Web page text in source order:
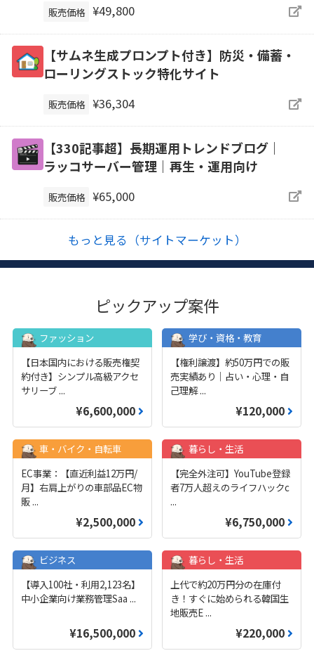
販売価格 ¥49,800
【サムネ生成プロンプト付き】防災・備蓄・
ローリングストック特化サイト
販売価格 ¥36,304
【330記事超】長期運用トレンドブログ｜
ラッコサーバー管理｜再生・運用向け
販売価格 ¥65,000
もっと見る（サイトマーケット）
ピックアップ案件
ファッション
【日本国内における販売権契
約付き】シンプル高級アクセ
サリーブ ...
¥6,600,000
学び・資格・教育
【権利譲渡】約50万円での販
売実績あり｜占い・心理・自
己理解...
¥120,000
車・バイク・自転車
EC事業：【直近利益12万円/
月】右肩上がりの車部品EC物
販 ...
¥2,500,000
暮らし・生活
【完全外注可】YouTube登録
者7万人超えのライフハックc
...
¥6,750,000
ビジネス
【導入100社・利用2,123名】
中小企業向け業務管理Saa ...
¥16,500,000
暮らし・生活
上代で約20万円分の在庫付
き！すぐに始められる韓国生
地販売E ...
¥220,000